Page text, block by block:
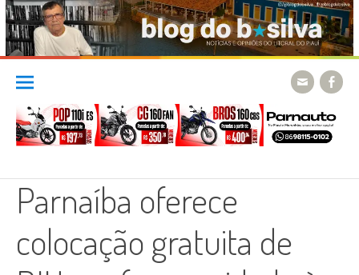
Skip
content
Parnaíba oferece
colocação gratuita de